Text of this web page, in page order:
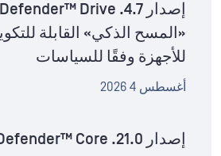
«المسح الذكي» القابلة
للأجهزة وفقًا للسياسات
أغسطس 4 2026
إصدار MetaDefender™ Core .21.0